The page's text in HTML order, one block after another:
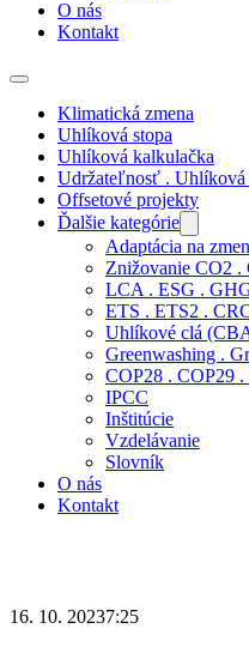
O nás
Kontakt
Klimatická zmena
Uhlíková stopa
Uhlíková kalkulačka
Udržateľnosť . Uhlíková
Offsetové projekty
Ďalšie kategórie
Adaptácia na
Znižovanie CO2
LCA . ESG .
ETS . ETS2 .
Uhlíkové clá
Greenwashing .
COP28 . COP29 .
IPCC
Inštitúcie
Vzdelávanie
Slovník
O nás
Kontakt
16. 10. 20237:25